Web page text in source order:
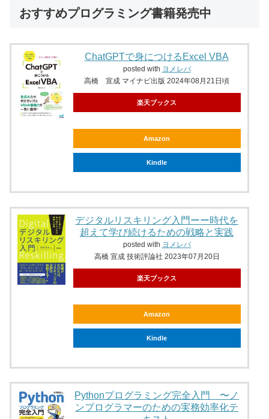
おすすめプログラミング書籍発売中
ChatGPTで身につけるExcel VBA
posted with ヨメレバ
高橋 宣成 マイナビ出版 2024年08月21日頃
楽天ブックス
Amazon
Kindle
デジタルリスキリング入門ーー時代を
超えて学び続けるための戦略と実践
posted with ヨメレバ
高橋 宣成 技術評論社 2023年07月20日
楽天ブックス
Amazon
Kindle
Pythonプログラミング完全入門 〜ノ
ンプログラマーのための実務効率化テ